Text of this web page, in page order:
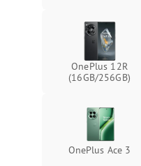
OnePlus 12R
(16GB/256GB)
OnePlus Ace 3